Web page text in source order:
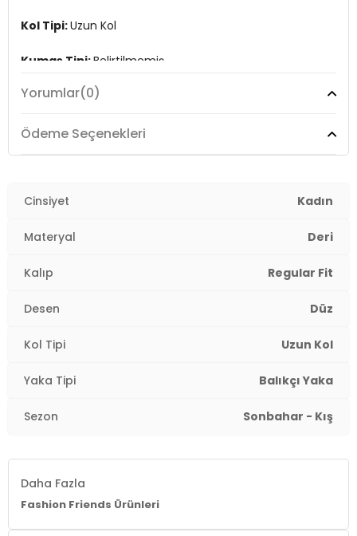
Kol Tipi:Uzun Kol
Kumaş Tipi:Belirtilmemiş
Boy:Standart
Kalıp Bilgisi:Regular Fit
Menşei:
Yorumlar(0)
Ödeme Seçenekleri
Cinsiyet Kadın
Materyal Deri
Kalıp Regular Fit
Desen Düz
Kol Tipi Uzun Kol
Yaka Tipi Balıkçı Yaka
Sezon Sonbahar - Kış
Daha Fazla
Fashion Friends Ürünleri